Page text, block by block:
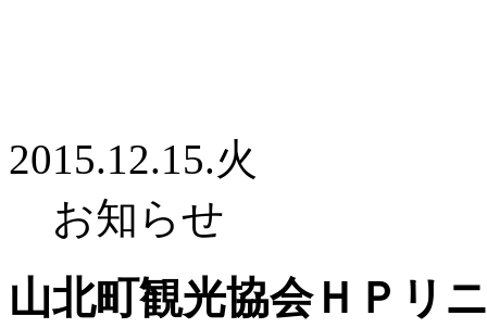
2015.12.15.火
お知らせ
山北町観光協会ＨＰリ